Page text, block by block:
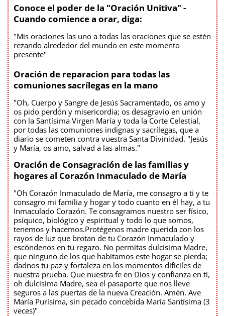
Conoce el poder de la "Oración Unitiva" -
Cuando comience a orar, diga:
"Mis oraciones las uno a todas las oraciones que se estén
rezando alrededor del mundo en este momento
presente"
Oración de reparacion para todas las
comuniones sacrílegas en la mano
"Oh, Cuerpo y Sangre de Jesús Sacramentado, os amo y
os pido perdón y misericordia; os desagravio en unión
con la Santísima Virgen María y toda la Corte Celestial,
por todas las comuniones indignas y sacrílegas, que a
diario se cometen contra vuestra Santa Divinidad. "Jesús
y María, os amo, salvad a las almas."
Oración de Consagración de las familias y
hogares al Corazón Inmaculado de María
"Oh Corazón Inmaculado de María, me consagro a ti y te
consagro mi familia y hogar y todo cuanto en él hay, a tu
Inmaculado Corazón. Te consagramos nuestro ser físico,
psíquico, biológico y espiritual y todo lo que somos,
tenemos y hacemos.Protégenos madre querida con los
rayos de luz que brotan de tu Corazón Inmaculado y
escóndenos en tu regazo. No permitas dulcísima Madre,
que ninguno de los que habitamos este hogar se pierda;
dadnos tu paz y fortaleza en los momentos difíciles de
nuestra prueba. Que nuestra fe en Dios y confianza en ti,
oh dulcísima Madre, sea el pasaporte que nos lleve
seguros a las puertas de la nueva Creación. Amén. Ave
María Purísima, sin pecado concebida María Santísima (3
veces)"